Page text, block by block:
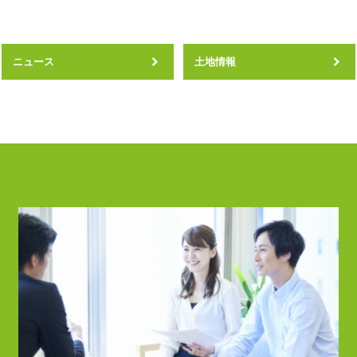
ニュース 土地情報